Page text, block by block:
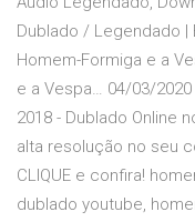
Dublado / Legendado |
Homem-Formiga e a
e a Vespa… 04/03/
2018 - Dublado Online
alta resolução no seu
CLIQUE e confira!
dublado youtube,